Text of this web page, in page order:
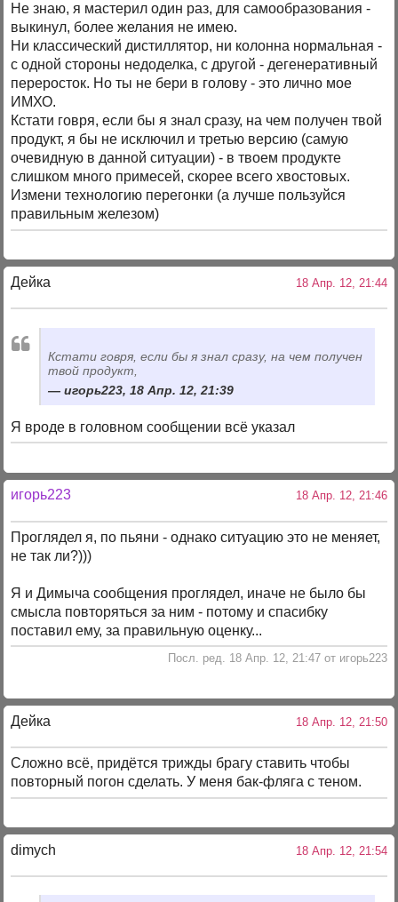
Не знаю, я мастерил один раз, для самообразования -
выкинул, более желания не имею.
Ни классический дистиллятор, ни колонна нормальная -
с одной стороны недоделка, с другой - дегенеративный
переросток. Но ты не бери в голову - это лично мое
ИМХО.
Кстати говря, если бы я знал сразу, на чем получен твой
продукт, я бы не исключил и третью версию (самую
очевидную в данной ситуации) - в твоем продукте
слишком много примесей, скорее всего хвостовых.
Измени технологию перегонки (а лучше пользуйся
правильным железом)
Дейка 18 Апр. 12, 21:44
Кстати говря, если бы я знал сразу, на чем получен
твой продукт,
игорь223, 18 Апр. 12, 21:39
Я вроде в головном сообщении всё указал
игорь223 18 Апр. 12, 21:46
Проглядел я, по пьяни - однако ситуацию это не меняет,
не так ли?)))
Я и Димыча сообщения проглядел, иначе не было бы
смысла повторяться за ним - потому и спасибку
поставил ему, за правильную оценку...
Посл. ред. 18 Апр. 12, 21:47 от игорь223
Дейка 18 Апр. 12, 21:50
Сложно всё, придётся трижды брагу ставить чтобы
повторный погон сделать. У меня бак-фляга с теном.
dimych 18 Апр. 12, 21:54